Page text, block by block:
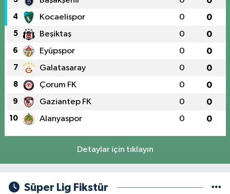
4 Kocaelispor 0 0
5 Beşiktaş 0 0
6 Eyüpspor 0 0
7 Galatasaray 0 0
8 Çorum FK 0 0
9 Gaziantep FK 0 0
10 Alanyaspor 0 0
Detaylar için tıklayın
Süper Lig Fikstür